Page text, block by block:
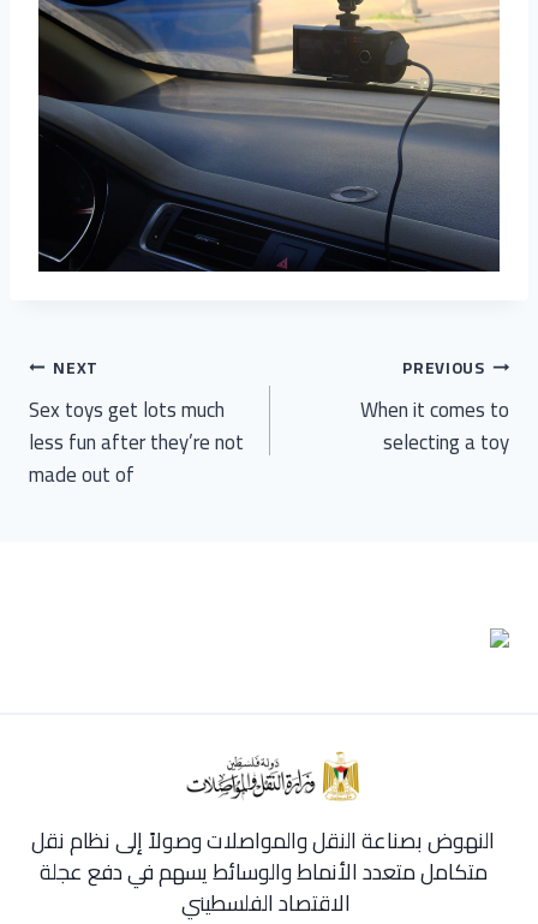
تصفّح
المقالات
PREVIOUS
When it comes to
selecting a toy
NEXT
Sex toys get lots much
less fun after they’re not
made out of
النهوض بصناعة النقل والمواصلات وصولاً إلى نظام نقل
متكامل متعدد الأنماط والوسائط يسهم في دفع عجلة
الاقتصاد الفلسطيني